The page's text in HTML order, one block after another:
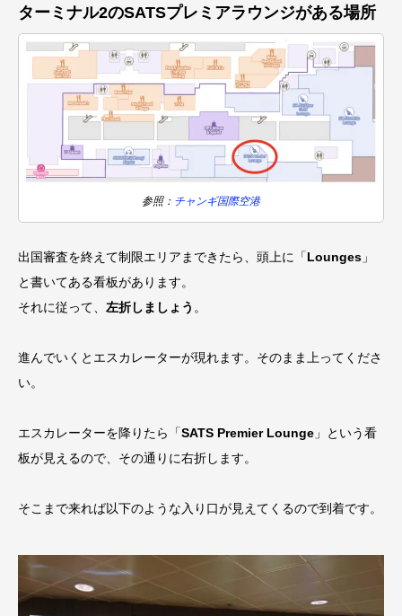
ターミナル2のSATSプレミアラウンジがある場所
参照： チャンギ国際空港
出国審査を終えて制限エリアまできたら、頭上に「Lounges 」
と書いてある看板があります。
それに従って、 左折しましょう 。
進んでいくとエスカレーターが現れます。そのまま上ってくださ
い。
エスカレーターを降りたら「SATS Premier Lounge 」という看
板が見えるので、その通りに右折します。
そこまで来れば以下のような入り口が見えてくるので到着です。